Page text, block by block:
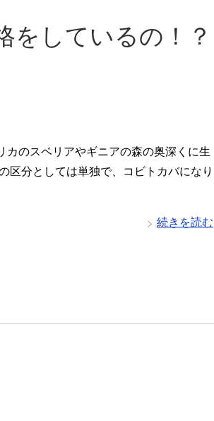
をしているの！？
カのスベリアやギニアの森の奥深くに生
区分としては単独で、コビトカバになり
続きを読む